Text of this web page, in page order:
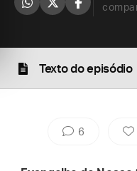
Texto do episódio
6